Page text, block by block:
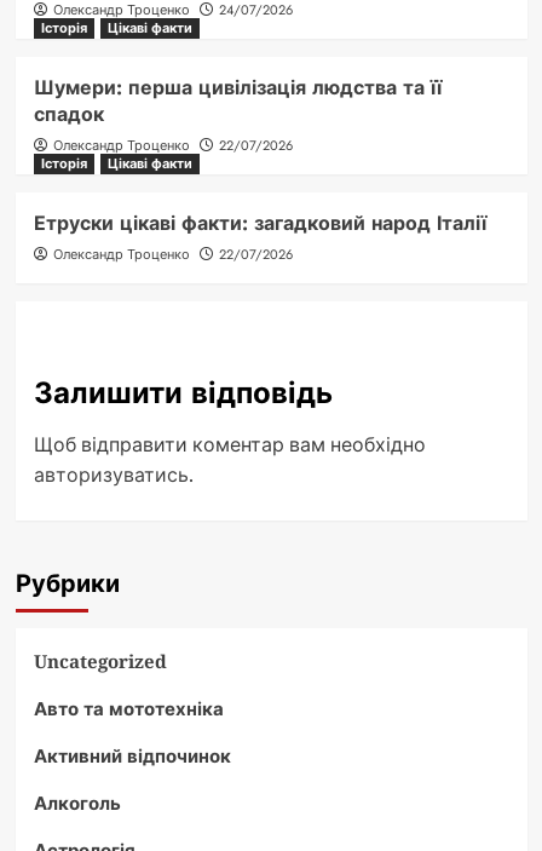
Олександр Троценко
24/07/2026
Історія
Цікаві факти
Шумери: перша цивілізація людства та її
спадок
Олександр Троценко
22/07/2026
Історія
Цікаві факти
Етруски цікаві факти: загадковий народ Італії
Олександр Троценко 22/07/2026
Залишити відповідь
Щоб відправити коментар вам необхідно
авторизуватись.
Рубрики
Uncategorized
Авто та мототехніка
Активний відпочинок
Алкоголь